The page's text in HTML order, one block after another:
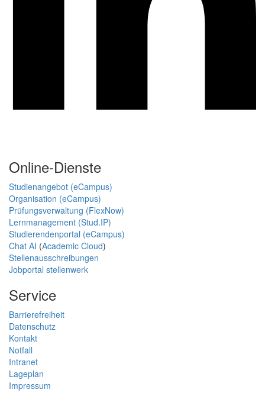
Online-Dienste
Studienangebot (eCampus)
Organisation (eCampus)
Prüfungsverwaltung (FlexNow)
Lernmanagement (Stud.IP)
Studierendenportal (eCampus)
Chat AI (Academic Cloud)
Stellenausschreibungen
Jobportal stellenwerk
Service
Barrierefreiheit
Datenschutz
Kontakt
Notfall
Intranet
Lageplan
Impressum